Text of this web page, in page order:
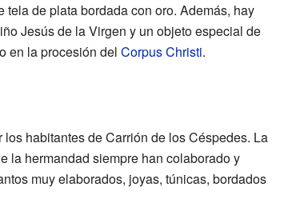
de plata bordada con oro. Además, hay
Jesús de la Virgen y un objeto especial de
en la procesión del Corpus Christi.
habitantes de Carrión de los Céspedes. La
la hermandad siempre han colaborado y
muy elaborados, joyas, túnicas, bordados